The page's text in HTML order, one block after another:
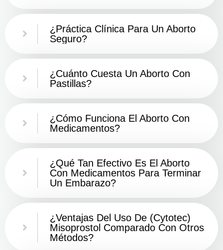
¿Práctica Clínica Para Un Aborto
Seguro?
¿Cuánto Cuesta Un Aborto Con
Pastillas?
¿Cómo Funciona El Aborto Con
Medicamentos?
¿Qué Tan Efectivo Es El Aborto
Con Medicamentos Para Terminar
Un Embarazo?
¿Ventajas Del Uso De (Cytotec)
Misoprostol Comparado Con Otros
Métodos?